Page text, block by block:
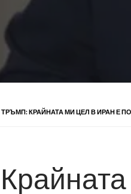
ТРЪМП: КРАЙНАТА МИ ЦЕЛ В ИРАН Е